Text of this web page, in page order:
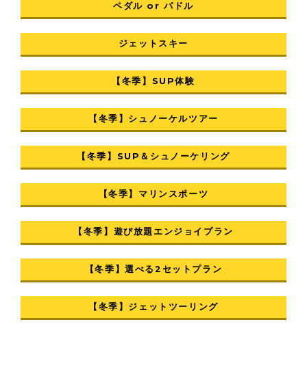
ペダル or パドル
ジェットスキー
【冬季】SUP体験
【冬季】シュノーケルツアー
【冬季】SUP＆シュノーケリング
【冬季】マリンスポーツ
【冬季】遊び放題エンジョイプラン
【冬季】選べる2セットプラン
【冬季】ジェットツーリング